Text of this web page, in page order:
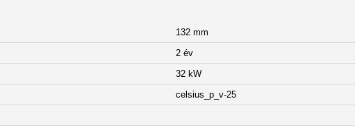
132 mm
2 év
32 kW
celsius_p_v-25